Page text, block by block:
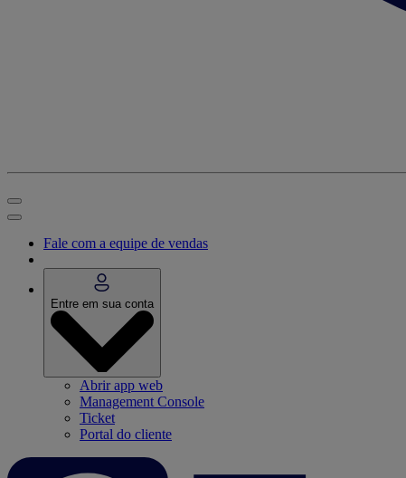
Fale com a equipe de vendas
Entre em sua conta
Abrir app web
Management Console
Ticket
Portal do cliente